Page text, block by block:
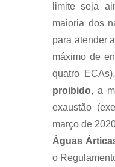
limite seja
maioria dos
para atender
máximo de
quatro
proibido, a
exaustão
março de
Águas
o